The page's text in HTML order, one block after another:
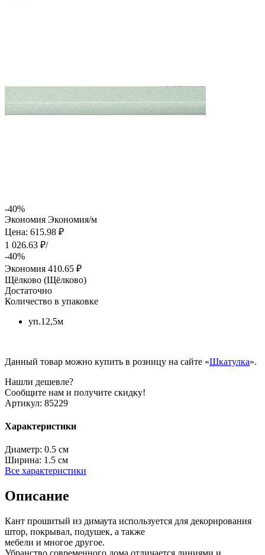
-40%
Экономия Экономия/м
Цена: 615.98 ₽
1 026.63 ₽/
-40%
Экономия 410.65 ₽
Щёлково (Щёлково)
Достаточно
Количество в упаковке
уп.12,5м
Данный товар можно купить в розницу на сайте «Шкатулка».
Нашли дешевле?
Сообщите нам и получите скидку!
Артикул: 85229
Характеристики
Диаметр: 0.5 см
Ширина: 1.5 см
Все характеристики
Описание
Кант прошитый из димаута используется для декорирования
штор, покрывал, подушек, а также
мебели и многое другое.